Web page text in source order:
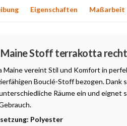
Eigenschaften Maßarbeit
Maine Stoff terrakotta
Maine vereint Stil und Komfort in
Bouclé-Stoff bezogen. Dank
Räume ein und eignet
Polyester